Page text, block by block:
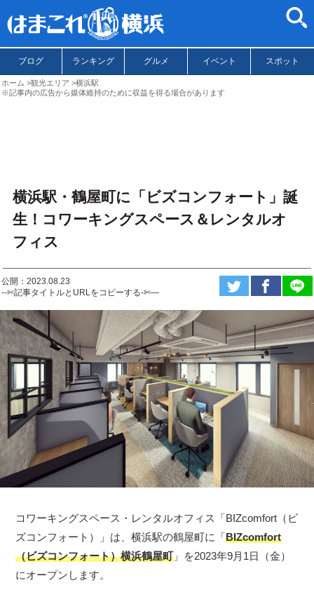
ブログ ランキング グルメ イベント スポット
ホーム 観光エリア
横浜駅
※記事内の広告から媒体維持のために収益を得る場合があります
横浜駅・鶴屋町に「ビズコンフォート」誕
生！コワーキングスペース＆レンタルオ
フィス
公開：2023.08.23
--✄記事タイトルとURLをコピーする-✄—
コワーキングスペース・レンタルオフィス「BIZcomfort（ビ
ズコンフォート）」は、横浜駅の鶴屋町に「BIZcomfort
（ビズコンフォート）横浜鶴屋町」を2023年9月1日（金）
にオープンします。